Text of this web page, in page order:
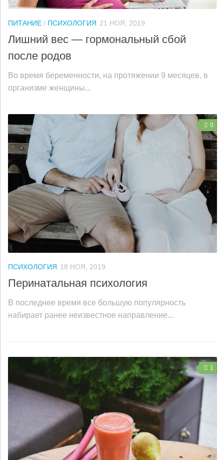
ПИТАНИЕ / ПСИХОЛОГИЯ 21 НОЯ, 2019
Лишний вес — гормональный сбой
после родов
Во время беременности, на протяжении 9 месяцев, в
организме женщины...
0
ПСИХОЛОГИЯ 18 НОЯ, 2019
Перинатальная психология
В последнее время все большую популярность
набирает ранее неизвестное направление...
1